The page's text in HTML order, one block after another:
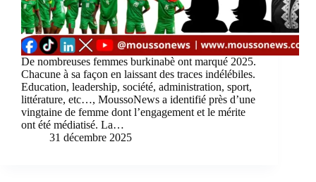
De nombreuses femmes burkinabè ont marqué 2025.
Chacune à sa façon en laissant des traces indélébiles.
Education, leadership, société, administration, sport,
littérature, etc…, MoussoNews a identifié près d’une
vingtaine de femme dont l’engagement et le mérite
ont été médiatisé. La…
31 décembre 2025